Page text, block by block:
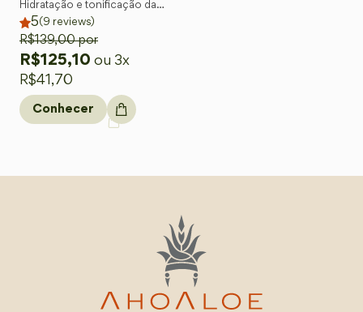
Hidratação e tonificação da
pele com toque sedoso
5(9 reviews)
R$139,00por
R$125,10 ou 3x
R$41,70
Conhecer